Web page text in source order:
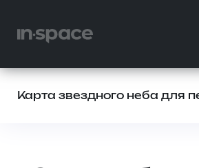
Карта звездного неба для